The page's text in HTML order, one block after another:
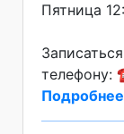
Пятница
телефону: